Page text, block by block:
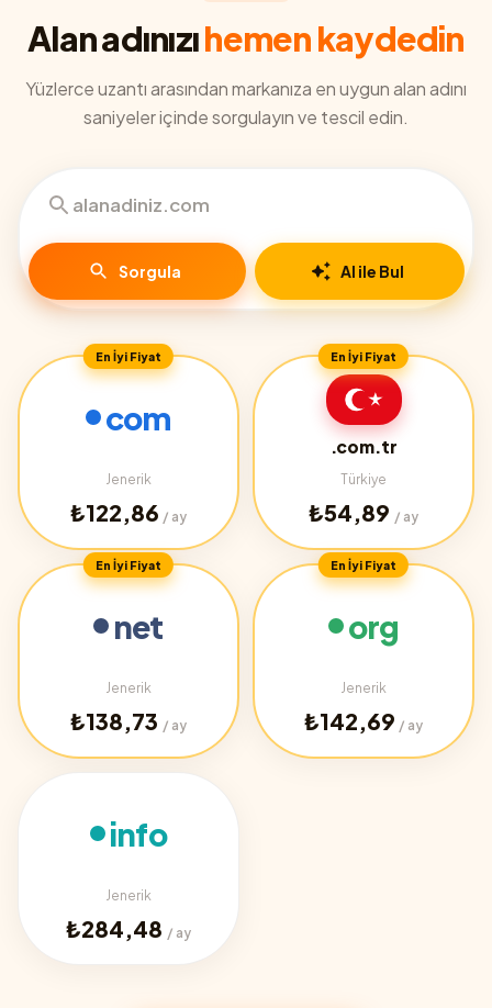
Alan adınızıhemen kaydedin
Yüzlerce uzantı arasından markanıza en uygun alan adını
saniyeler içinde sorgulayın ve tescil edin.
Sorgula AI ile Bul
En İyi Fiyat
com
Jenerik
₺122,86 / ay
En İyi Fiyat
.com.tr
Türkiye
₺54,89 / ay
En İyi Fiyat
net
Jenerik
₺138,73 / ay
En İyi Fiyat
org
Jenerik
₺142,69 / ay
info
Jenerik
₺284,48 / ay